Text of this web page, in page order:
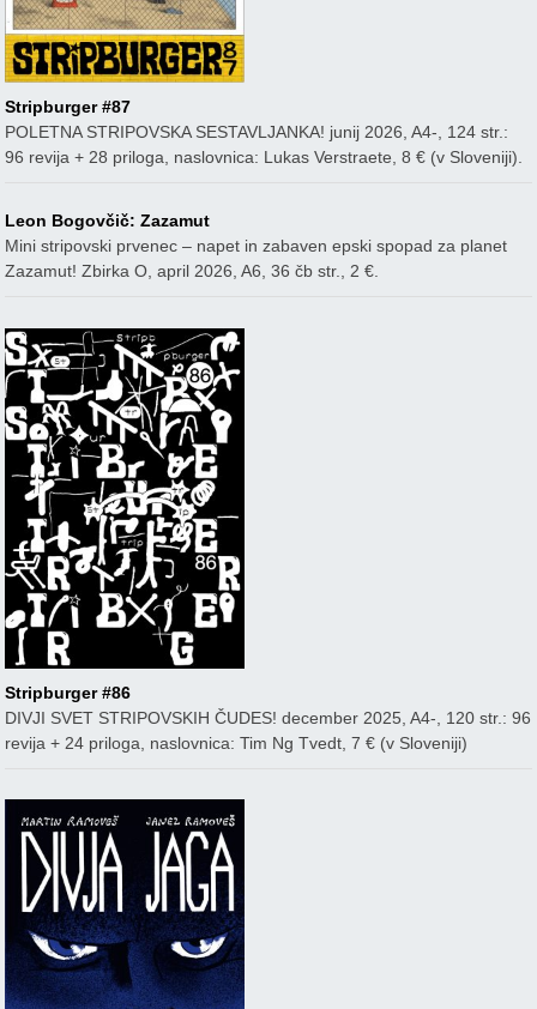
Stripburger #87
POLETNA STRIPOVSKA SESTAVLJANKA! junij 2026, A4-, 124 str.:
96 revija + 28 priloga, naslovnica: Lukas Verstraete, 8 € (v Sloveniji).
Leon Bogovčič: Zazamut
Mini stripovski prvenec – napet in zabaven epski spopad za planet
Zazamut! Zbirka O, april 2026, A6, 36 čb str., 2 €.
Stripburger #86
DIVJI SVET STRIPOVSKIH ČUDES! december 2025, A4-, 120 str.: 96
revija + 24 priloga, naslovnica: Tim Ng Tvedt, 7 € (v Sloveniji)